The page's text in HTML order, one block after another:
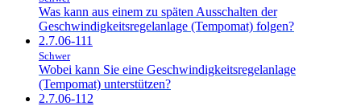
Was kann aus einem zu späten Ausschalten der
Geschwindigkeitsregelanlage (Tempomat) folgen?
2.7.06-111
Schwer
Wobei kann Sie eine Geschwindigkeitsregelanlage
(Tempomat) unterstützen?
2.7.06-112